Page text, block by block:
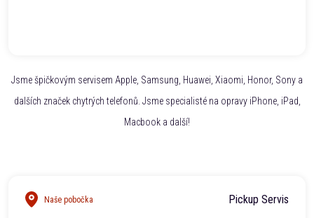
Jsme špičkovým servisem Apple, Samsung, Huawei, Xiaomi, Honor, Sony a
dalších značek chytrých telefonů. Jsme specialisté na opravy iPhone, iPad,
Macbook a další!
Naše pobočka
Pickup Servis